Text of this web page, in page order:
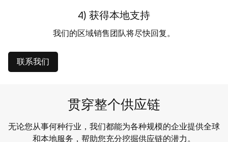
4) 获得本地支持
我们的区域销售团队将尽快回复。
联系我们
贯穿整个供应链
无论您从事何种行业，我们都能为各种规模的企业提供全球
和本地服务，帮助您充分挖掘供应链的潜力。